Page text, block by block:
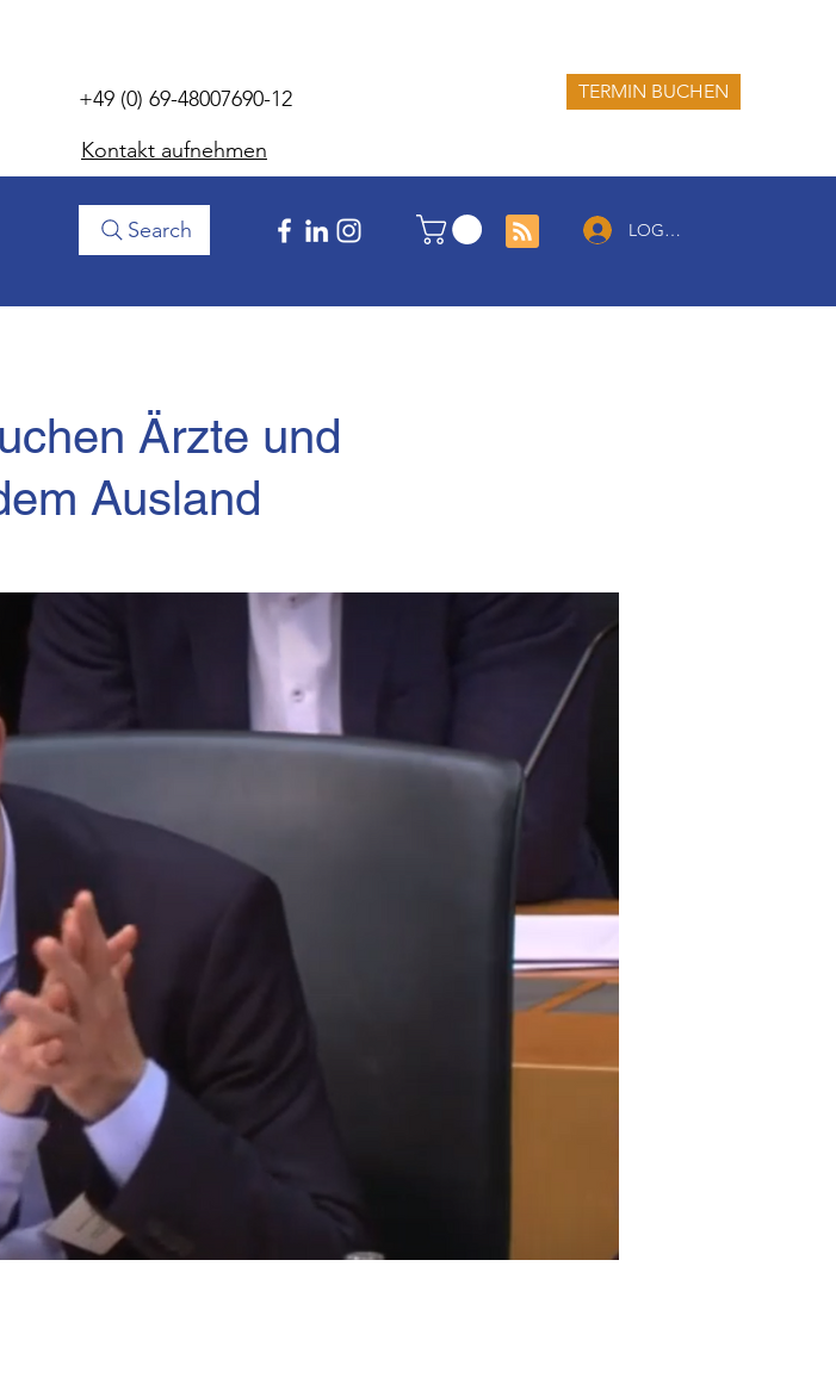
+49 (0) 69-48007690-12 TERMIN BUCHEN
Kontakt aufnehmen
Search LOG IN
Ärzte und
Aus­land